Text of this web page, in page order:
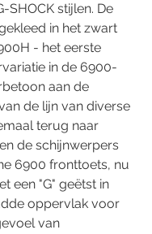
SHOCK stijlen. De
in het zwart
- het eerste
in de 6900-
aan de
de lijn van diverse
terug naar
de schijnwerpers
6900 fronttoets, nu
een "G" geëtst in
oppervlak voor
van